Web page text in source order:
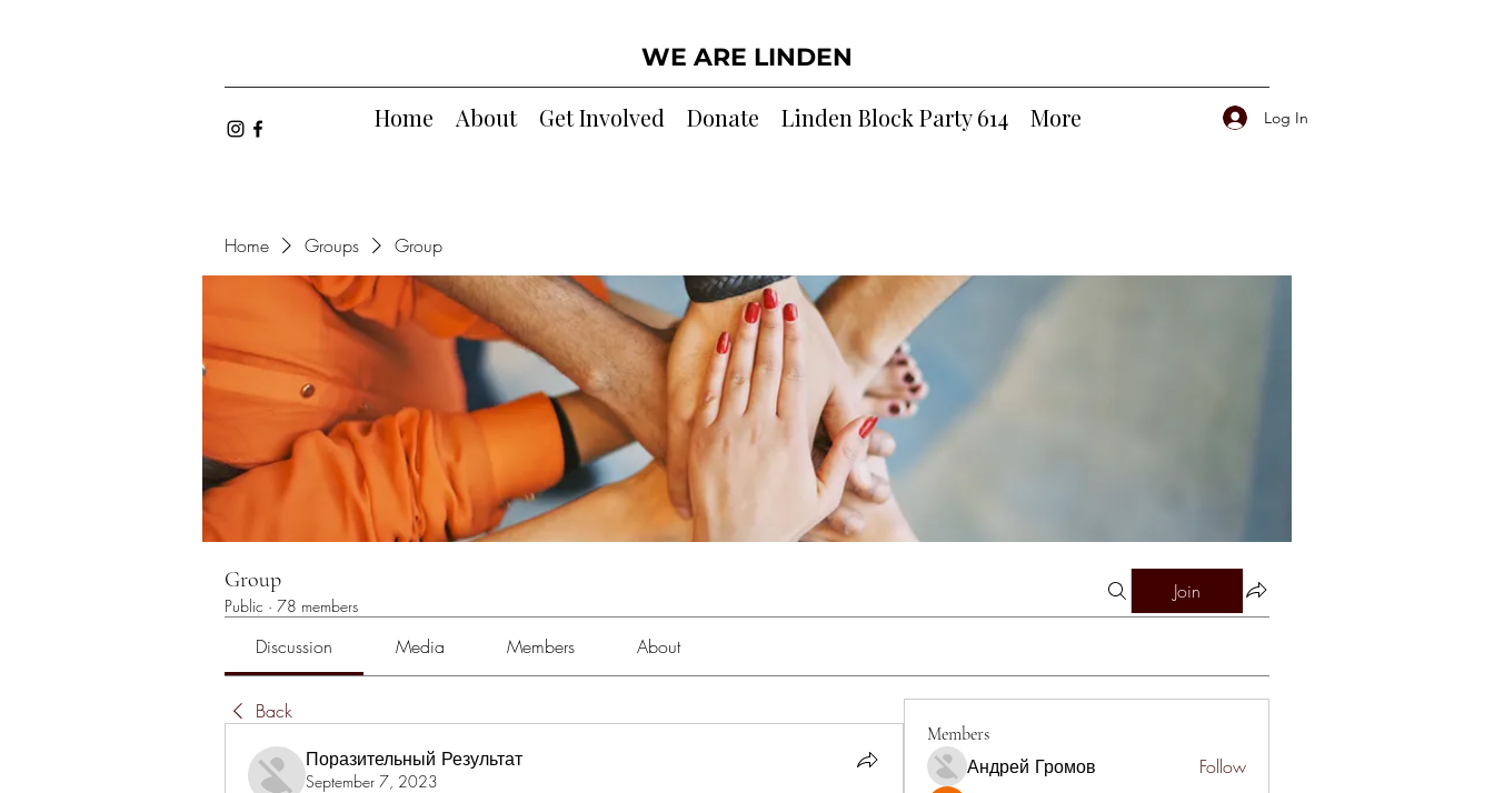
WE ARE LINDEN
Home
About Get Involved Donate Linden Block Party 614 More Log In
Home Groups Group
Group
Public · 78 members
Join
Discussion Media Members About
Back
Поразительный Результат
September 7, 2023
Members
Андрей Громов Follow